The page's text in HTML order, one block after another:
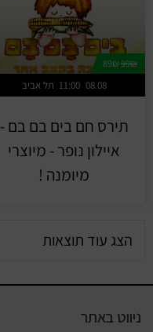
99₪
תל אביב 11:00 08.08
תירס חם בים בם בם -
איילון נופר - מיוצרי
מיומנה !
הצג עוד תוצאות
ניווט באתר